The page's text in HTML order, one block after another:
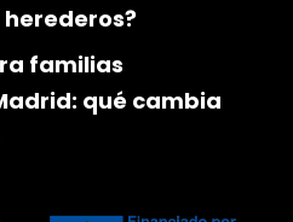
familias
qué cambia